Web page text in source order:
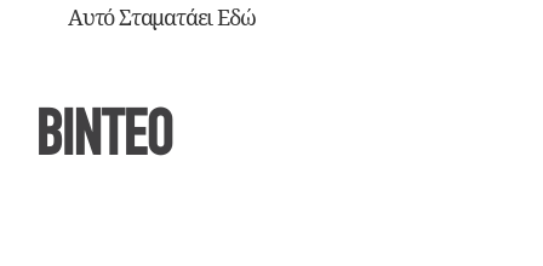
Αυτό Σταματάει Εδώ
ΒΙΝΤΕΟ